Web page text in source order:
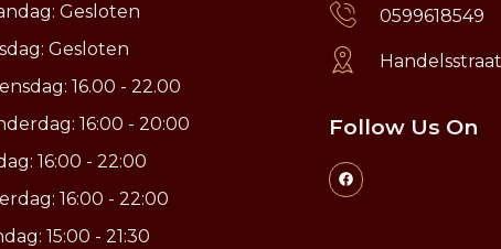
Gesloten
Gesloten
16.00 - 22.00
16:00 - 20:00
16:00 - 22:00
16:00 - 22:00
15:00 - 21:30
0599618549
Follow Us On